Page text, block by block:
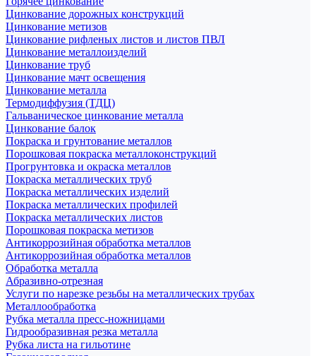
Цинкование дорожных конструкций
Цинкование метизов
Цинкование рифленых листов и листов ПВЛ
Цинкование металлоизделий
Цинкование труб
Цинкование мачт освещения
Цинкование металла
Термодиффузия (ТДЦ)
Гальваническое цинкование металла
Цинкование балок
Покраска и грунтование металлов
Порошковая покраска металлоконструкций
Прогрунтовка и окраска металлов
Покраска металлических труб
Покраска металлических изделий
Покраска металлических профилей
Покраска металлических листов
Порошковая покраска метизов
Антикоррозийная обработка металлов
Антикоррозийная обработка металлов
Обработка металла
Абразивно-отрезная
Услуги по нарезке резьбы на металлических трубах
Металлообработка
Рубка металла пресс-ножницами
Гидрообразивная резка металла
Рубка листа на гильотине